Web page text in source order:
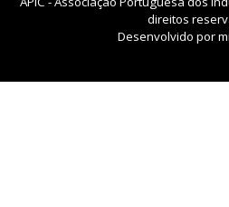
direitos
Desenvolvido por